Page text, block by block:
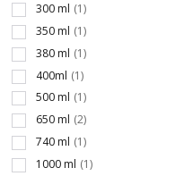
300 ml (1)
350 ml (1)
380 ml (1)
400ml (1)
500 ml (1)
650 ml (2)
740 ml (1)
1000 ml (1)